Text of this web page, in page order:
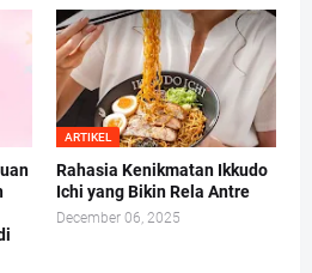
ARTIKEL
Rahasia Kenikmatan Ikkudo
Ichi yang Bikin Rela Antre
December 06, 2025